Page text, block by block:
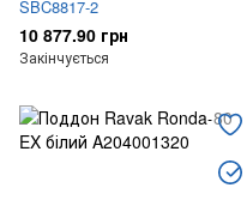
SBC8817-2
10 877.90 грн
Закінчується